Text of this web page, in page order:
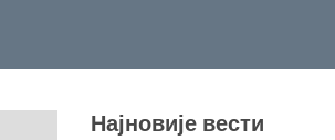
Најновије вести